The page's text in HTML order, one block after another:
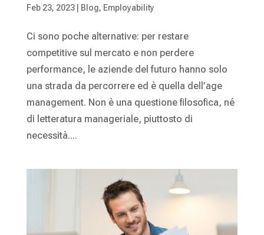
Feb 23, 2023| Blog, Employability
Ci sono poche alternative: per restare
competitive sul mercato e non perdere
performance, le aziende del futuro hanno solo
una strada da percorrere ed è quella dell’age
management. Non è una questione filosofica, né
di letteratura manageriale, piuttosto di
necessità....